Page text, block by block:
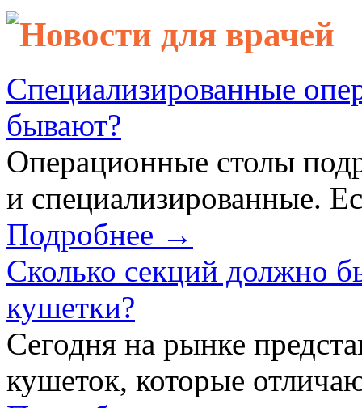
Новости для врачей
Специализированные
бывают?
Операционные столы
и специализированные.
Подробнее →
Сколько секций должно
кушетки?
Сегодня на рынке
кушеток, которые